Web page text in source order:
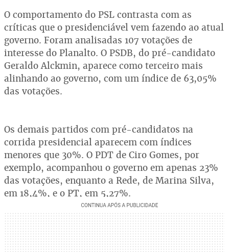
O comportamento do PSL contrasta com as
críticas que o presidenciável vem fazendo ao atual
governo. Foram analisadas 107 votações de
interesse do Planalto. O PSDB, do pré-candidato
Geraldo Alckmin, aparece como terceiro mais
alinhando ao governo, com um índice de 63,05%
das votações.
Os demais partidos com pré-candidatos na
corrida presidencial aparecem com índices
menores que 30%. O PDT de Ciro Gomes, por
exemplo, acompanhou o governo em apenas 23%
das votações, enquanto a Rede, de Marina Silva,
em 18,4%, e o PT, em 5,27%.